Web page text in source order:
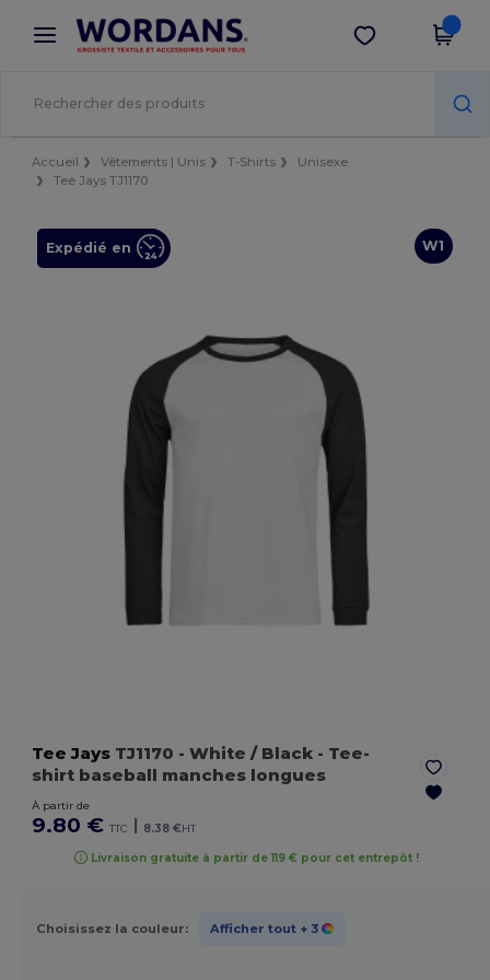
× Appli Wordans
Meilleurs prix sur l’app !
Obtenir l'appli
Accueil Vêtements | Unis T-Shirts
Unisexe
Tee Jays TJ1170
W1
Expédié en
Tee Jays TJ1170 - White / Black - Tee-
shirt baseball manches longues
À partir de
9.80 € TTC | 8.38 €HT
Livraison gratuite à partir de 119 € pour cet entrepôt !
Choisissez la couleur: Afficher tout + 3